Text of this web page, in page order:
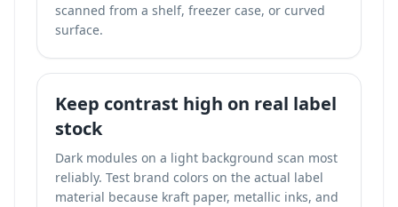
scanned from a shelf, freezer case, or curved
surface.
Keep contrast high on real label
stock
Dark modules on a light background scan most
reliably. Test brand colors on the actual label
material because kraft paper, metallic inks, and